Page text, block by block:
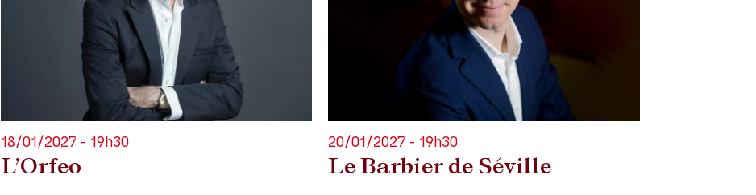
L’Orfeo
18/01/2027 - 19h30
Le Barbier de Séville
20/01/2027 - 19h30